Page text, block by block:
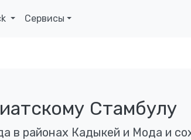
Сервисы
Стамбулу
в районах Кадыкей и Мода и